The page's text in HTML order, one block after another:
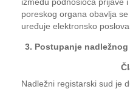
poreskog organa obavlja
uređuje elektronsko
3. Postupanje
Nadležni registarski sud je